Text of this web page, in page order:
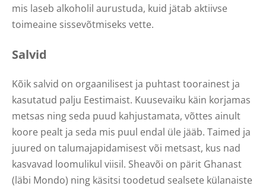
mis laseb alkoholil aurustuda, kuid jätab aktiivse
toimeaine sissevõtmiseks vette.
Salvid
Kõik salvid on orgaanilisest ja puhtast toorainest ja
kasutatud palju Eestimaist. Kuusevaiku käin korjamas
metsas ning seda puud kahjustamata, võttes ainult
koore pealt ja seda mis puul endal üle jääb. Taimed ja
juured on talumajapidamisest või metsast, kus nad
kasvavad loomulikul viisil. Sheavõi on pärit Ghanast
(läbi Mondo) ning käsitsi toodetud sealsete külanaiste